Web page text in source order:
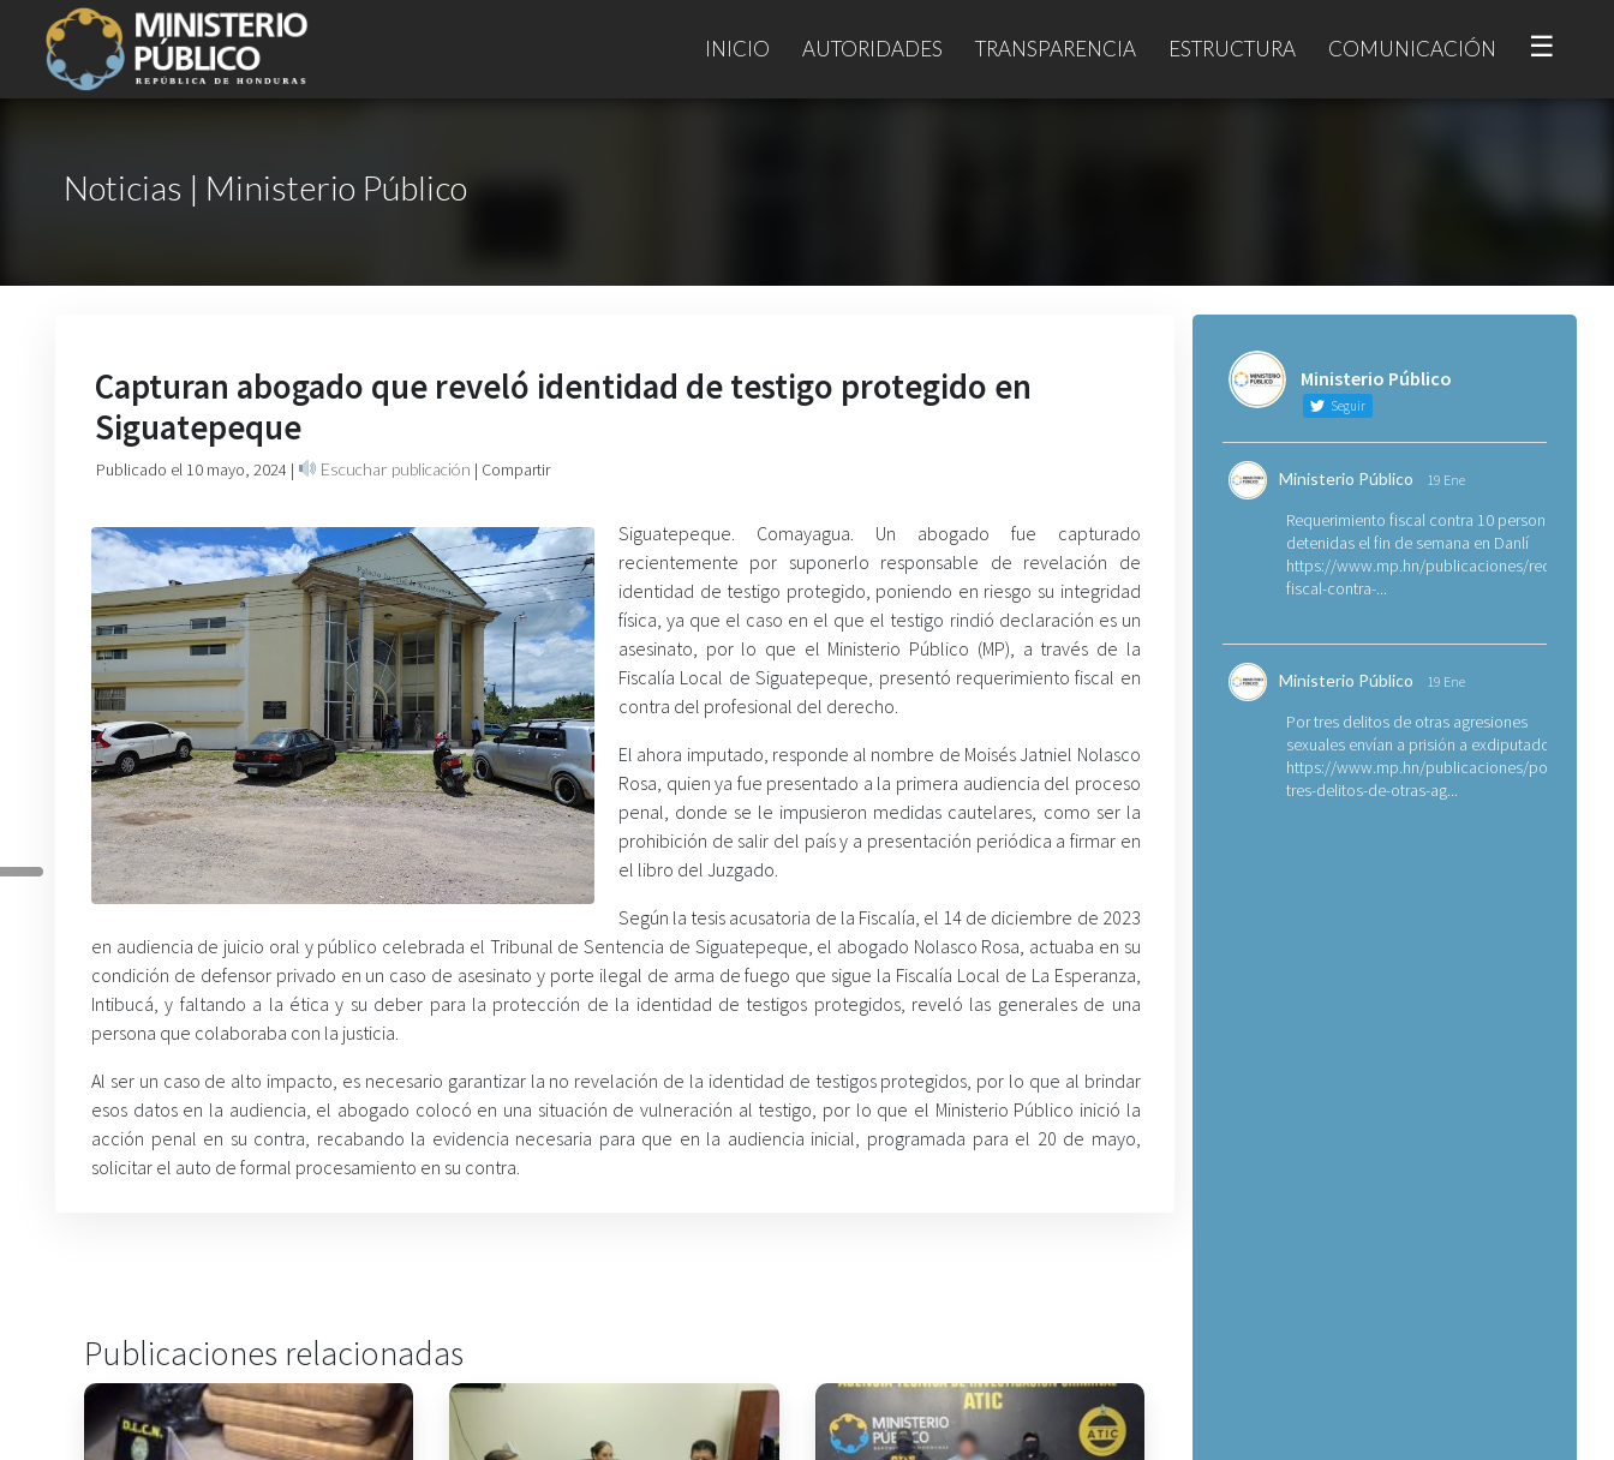
INICIO AUTORIDADES TRANSPARENCIA ESTRUCTURA COMUNICACIÓN ☰
Noticias | Ministerio Público
Capturan abogado que reveló identidad de testigo protegido en
Siguatepeque
Publicado el 10 mayo, 2024 | Escuchar publicación | Compartir
Siguatepeque. Comayagua. Un abogado fue capturado
recientemente por suponerlo responsable de revelación de
identidad de testigo protegido, poniendo en riesgo su integridad
física, ya que el caso en el que el testigo rindió declaración es un
asesinato, por lo que el Ministerio Público (MP), a través de la
Fiscalía Local de Siguatepeque, presentó requerimiento fiscal en
contra del profesional del derecho.
El ahora imputado, responde al nombre de Moisés Jatniel Nolasco
Rosa, quien ya fue presentado a la primera audiencia del proceso
penal, donde se le impusieron medidas cautelares, como ser la
prohibición de salir del país y a presentación periódica a firmar en
el libro del Juzgado.
Según la tesis acusatoria de la Fiscalía, el 14 de diciembre de 2023
en audiencia de juicio oral y público celebrada el Tribunal de Sentencia de Siguatepeque, el abogado Nolasco Rosa, actuaba en su
condición de defensor privado en un caso de asesinato y porte ilegal de arma de fuego que sigue la Fiscalía Local de La Esperanza,
Intibucá, y faltando a la ética y su deber para la protección de la identidad de testigos protegidos, reveló las generales de una
persona que colaboraba con la justicia.
Al ser un caso de alto impacto, es necesario garantizar la no revelación de la identidad de testigos protegidos, por lo que al brindar
esos datos en la audiencia, el abogado colocó en una situación de vulneración al testigo, por lo que el Ministerio Público inició la
acción penal en su contra, recabando la evidencia necesaria para que en la audiencia inicial, programada para el 20 de mayo,
solicitar el auto de formal procesamiento en su contra.
Publicaciones relacionadas
Ministerio Público
Seguir
Ministerio Público 19 Ene
Requerimiento fiscal contra 10 personas
detenidas el fin de semana en Danlí
https://www.mp.hn/publicaciones/
fiscal-contra-...
Ministerio Público 19 Ene
Por tres delitos de otras agresiones
sexuales envían a prisión a exdiputado
https://www.mp.hn/publicaciones/por-
tres-delitos-de-otras-ag...